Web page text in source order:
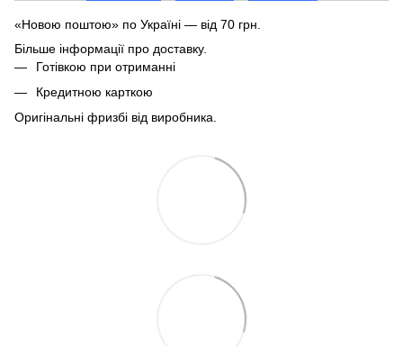
«Новою поштою» по Україні — від 70 грн.
Більше інформації про доставку.
Готівкою при отриманні
Кредитною карткою
Оригінальні фризбі від виробника.